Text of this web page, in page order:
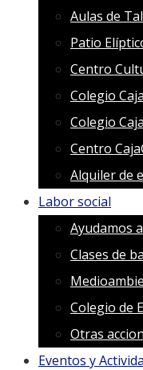
Aulas de
Patio
Centro
Colegio
Colegio
Centro
Alquiler de
Labor social
Ayudamos
Clases de
Colegio de
Otras
Eventos y